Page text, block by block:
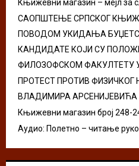
Књижевни магазин – мејл за
САОПШТЕЊЕ СРПСКОГ
ПОВОДОМ УКИДАЊА
КАНДИДАТЕ КОЈИ СУ
ФИЛОЗОФСКОМ ФАКУЛТЕТУ
ПРОТЕСТ ПРОТИВ
ВЛАДИМИРА АРСЕНИЈЕВИЋА
Књижевни магазин број 248-
Аудио: Полетно – читање